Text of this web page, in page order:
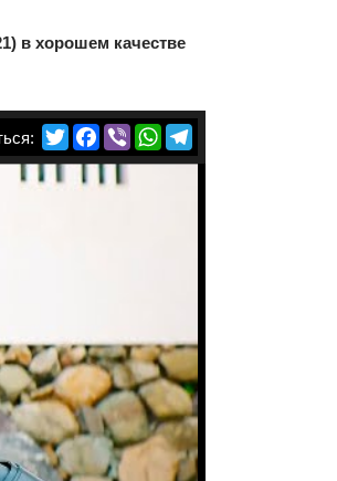
в хорошем качестве
TwitterFacebook
ViberWhatsApp
Telegram